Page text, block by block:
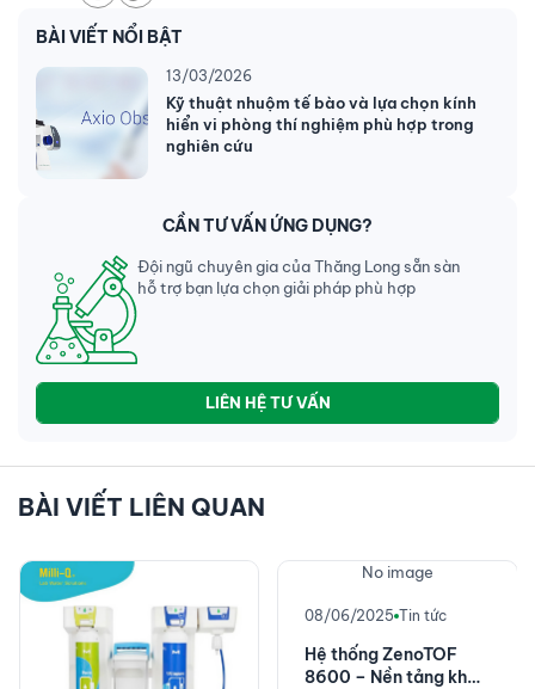
BÀI VIẾT NỔI BẬT
13/03/2026
Kỹ thuật nhuộm tế bào và lựa chọn kính
hiển vi phòng thí nghiệm phù hợp trong
nghiên cứu
CẦN TƯ VẤN ỨNG DỤNG?
Đội ngũ chuyên gia của Thăng Long sẵn sàn
hỗ trợ bạn lựa chọn giải pháp phù hợp
LIÊN HỆ TƯ VẤN
BÀI VIẾT LIÊN QUAN
No image
08/06/2025 Tin tức
Hệ thống ZenoTOF
8600 – Nền tảng khối